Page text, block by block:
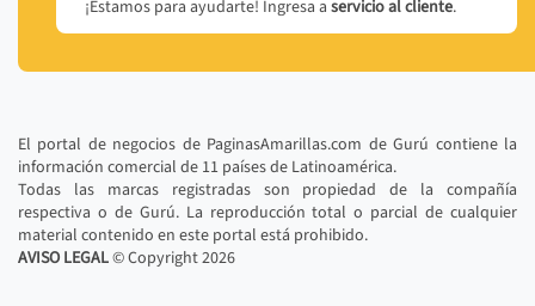
¡Estamos para ayudarte! Ingresa a servicio al cliente.
El portal de negocios de PaginasAmarillas.com de Gurú contiene la
información comercial de 11 países de Latinoamérica.
Todas las marcas registradas son propiedad de la compañía
respectiva o de Gurú. La reproducción total o parcial de cualquier
material contenido en este portal está prohibido.
AVISO LEGAL© Copyright2026